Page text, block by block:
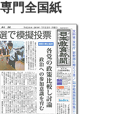
門全国紙